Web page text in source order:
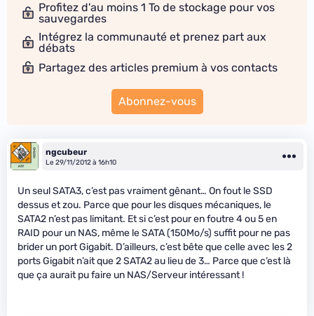
Profitez d'au moins 1 To de stockage pour vos
sauvegardes
Intégrez la communauté et prenez part aux
débats
Partagez des articles premium à vos contacts
Abonnez-vous
ngcubeur
Le 29/11/2012 à 16h10
Un seul SATA3, c’est pas vraiment gênant… On fout le SSD
dessus et zou. Parce que pour les disques mécaniques, le
SATA2 n’est pas limitant. Et si c’est pour en foutre 4 ou 5 en
RAID pour un NAS, même le SATA (150Mo/s) suffit pour ne pas
brider un port Gigabit. D’ailleurs, c’est bête que celle avec les 2
ports Gigabit n’ait que 2 SATA2 au lieu de 3… Parce que c’est là
que ça aurait pu faire un NAS/Serveur intéressant !